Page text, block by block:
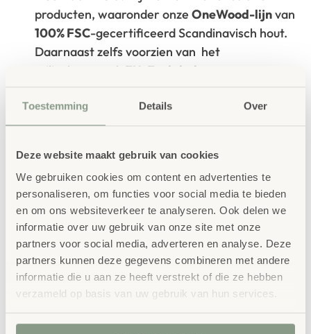
Toestemming Details Over
Deze website maakt gebruik van cookies
We gebruiken cookies om content en advertenties te
personaliseren, om functies voor social media te bieden
en om ons websiteverkeer te analyseren. Ook delen we
informatie over uw gebruik van onze site met onze
partners voor social media, adverteren en analyse. Deze
partners kunnen deze gegevens combineren met andere
informatie die u aan ze heeft verstrekt of die ze hebben
verzameld op basis van uw gebruik van hun services.
producten, waaronder onzeOneWood-lijnvan
100% FSC-gecertificeerd Scandinavisch hout.
Daarnaast zelfs voorzien van het
milieukeurmerk EU-Ecolabel
Extra informatie
SKU 2510.507.00001
Gerelateerde
producten